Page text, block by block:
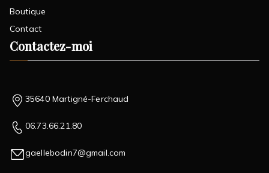
Boutique
Contact
Contactez-moi
35640 Martigné-Ferchaud
06.73.66.21.80
gaellebodin7@gmail.com